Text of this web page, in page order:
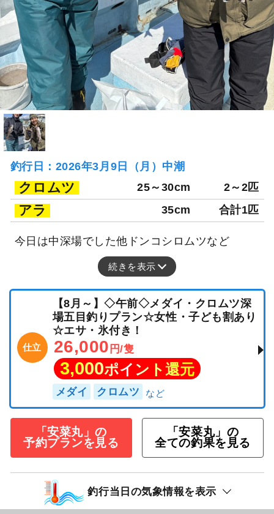
釣行日：2026年3月9日（月）中潮
クロムツ 25～30cm 2～2匹
アラ 35cm 合計1匹
今日は中深場でした他ドンコシロムツなど
続きを表示
仕立
【8月～】◇午前◇メダイ・クロムツ深
場五目釣りプラン☆女性・子ども割あり
☆エサ・氷付き！
26,000 円/隻
3,000ポイント還元
メダイ クロムツ
「安菜丸」の
予約プランを見る
「安菜丸」の
全ての釣果を見る
釣行当日の気象情報を表示